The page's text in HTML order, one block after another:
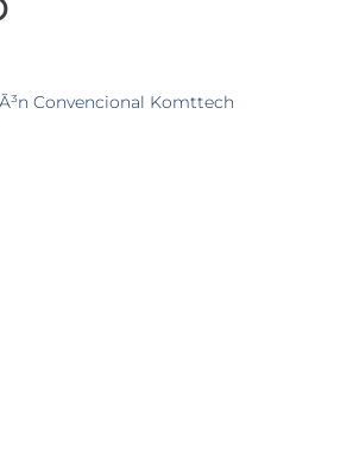
Convencional Komttech